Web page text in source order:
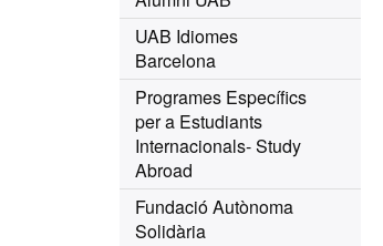
UAB Idiomes
Barcelona
Programes Específics
per a Estudiants
Internacionals- Study
Abroad
Fundació Autònoma
Solidària